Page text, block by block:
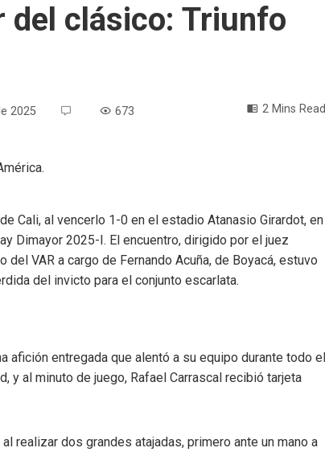
del clásico: Triunfo
2025 673 2 Mins Read
Cali, al vencerlo 1-0 en el estadio Atanasio Girardot, en
Dimayor 2025-I. El encuentro, dirigido por el juez
VAR a cargo de Fernando Acuña, de Boyacá, estuvo
del invicto para el conjunto escarlata.
afición entregada que alentó a su equipo durante todo el
y al minuto de juego, Rafael Carrascal recibió tarjeta
realizar dos grandes atajadas, primero ante un mano a